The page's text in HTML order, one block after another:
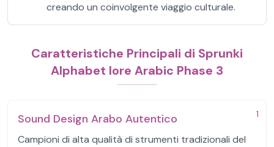
creando un coinvolgente viaggio culturale.
Caratteristiche Principali di Sprunki
Alphabet lore Arabic Phase 3
1
Sound Design Arabo Autentico
Campioni di alta qualità di strumenti tradizionali del